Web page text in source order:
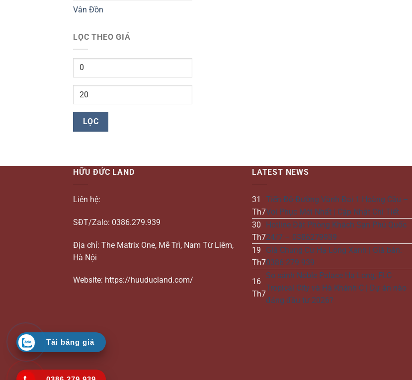
Vân Đồn
LỌC THEO GIÁ
Giá
thiểu
Giá
tối
đa
LỌC
HỮU ĐỨC LAND
Liên hệ:
SĐT/Zalo: 0386.279.939
Địa chỉ: The Matrix One, Mễ Trì, Nam Từ Liêm,
Hà Nội
Website: https://huuducland.com/
LATEST NEWS
31
Th7
Tiến Độ Đường Vành Đai 1 Hoàng Cầu –
Voi Phục Mới Nhất | Cập Nhật Chi Tiết
30
Th7
Hotline Đặt Phòng Khách Sạn Phú Quốc
24/7 – 0386279939
19
Th7
Giá Chung Cư Hạ Long Xanh | Giá bán:
0386 279 939
16
Th7
So sánh Noble Palace Hạ Long, FLC
Tropical City và Hà Khánh C | Dự án nào
đáng đầu tư 2026?
Tải bảng giá